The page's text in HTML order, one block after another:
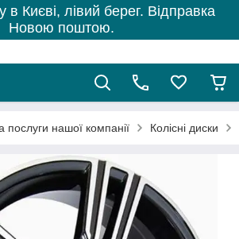
в Києві, лівий берег. Відправка
Новою поштою.
послуги нашої компанії Колісні диски